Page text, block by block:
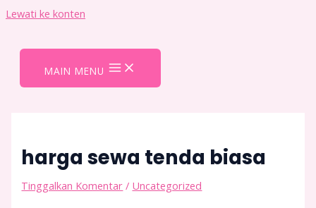
Lewati ke konten
MAIN MENU
harga sewa tenda biasa
Tinggalkan Komentar / Uncategorized